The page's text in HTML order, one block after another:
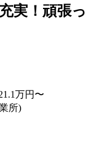
実！頑張っ
万円〜
所)